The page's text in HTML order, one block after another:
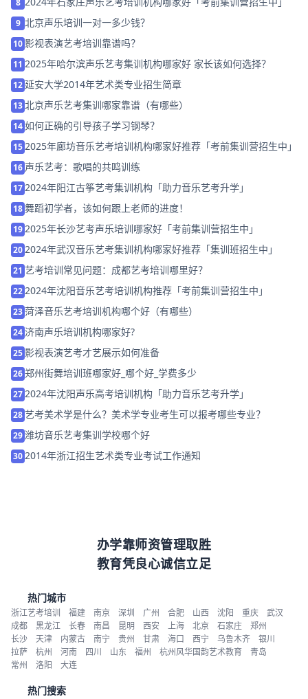
8
9 北京声乐培训一对一多少钱？
10 影视表演艺考培训靠谱吗？
11 2025年哈尔滨声乐艺考集训机构哪家好 家长该如何选择？
12延安大学2014年艺术类专业招生简章
13北京声乐艺考集训哪家靠谱（有哪些）
14如何正确的引导孩子学习钢琴？
152025年廊坊音乐艺考培训机构哪家好推荐「考前集训营招生中」
16 声乐艺考：歌唱的共鸣训练
172024年阳江古筝艺考集训机构「助力音乐艺考升学」
18舞蹈初学者，该如何跟上老师的进度！
192025年长沙艺考声乐培训哪家好「考前集训营招生中」
202024年武汉音乐艺考集训机构哪家好推荐「集训班招生中」
21 艺考培训常见问题：成都艺考培训哪里好？
222024年沈阳音乐艺考培训机构推荐「考前集训营招生中」
23菏泽音乐艺考培训机构哪个好（有哪些）
24 济南声乐培训机构哪家好?
25 影视表演艺考才艺展示如何准备
26郑州街舞培训班哪家好_哪个好_学费多少
272024年沈阳声乐高考培训机构「助力音乐艺考升学」
28艺考美术学是什么？美术学专业考生可以报考哪些专业？
29潍坊音乐艺考集训学校哪个好
302014年浙江招生艺术类专业考试工作通知
办学靠师资管理取胜
教育凭良心诚信立足
热门城市
浙江艺考培训 福建 南京 深圳 广州 合肥 山西 沈阳 重庆
武汉
成都
黑龙江 长春 南昌 昆明 西安 上海 北京 石家庄
郑州
长沙
天津 内蒙古 南宁 贵州 甘肃 海口 西宁 乌鲁木齐
银川
拉萨
杭州 河南 四川 山东 福州 杭州风华国韵艺术教育
青岛
常州
洛阳 大连
热门搜索